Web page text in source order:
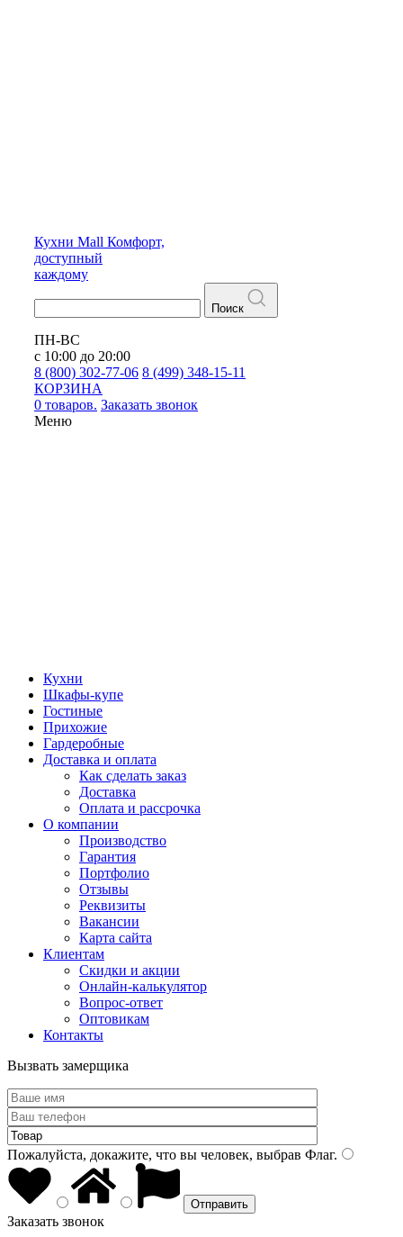
Кухни Mall Комфорт,
доступный
каждому
Поиск
ПН-ВС
с 10:00 до 20:00
8 (800) 302-77-06 8 (499) 348-15-11
КОРЗИНА
0 товаров. Заказать звонок
Меню
Кухни
Шкафы-купе
Гостиные
Прихожие
Гардеробные
Доставка и оплата
Как сделать заказ
Доставка
Оплата и рассрочка
О компании
Производство
Гарантия
Портфолио
Отзывы
Реквизиты
Вакансии
Карта сайта
Клиентам
Скидки и акции
Онлайн-калькулятор
Вопрос-ответ
Оптовикам
Контакты
Вызвать замерщика
Пожалуйста, докажите, что вы человек, выбрав Флаг.
Заказать звонок